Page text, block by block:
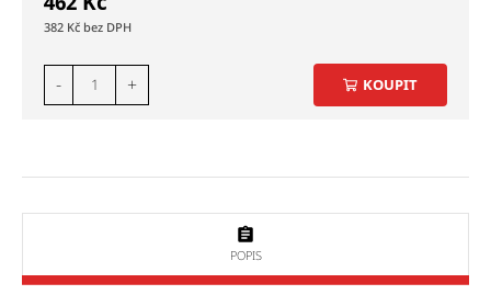
382 Kč
- + KOUPIT
POPIS